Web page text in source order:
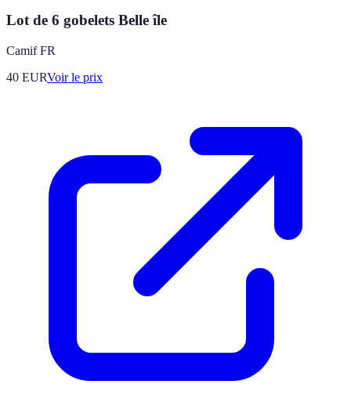
Lot de 6 gobelets Belle île
Camif FR
40 EURVoir le prix